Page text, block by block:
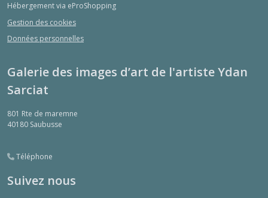
Hébergement via eProShopping
Gestion des cookies
Données personnelles
Galerie des images d’art de l'artiste Ydan
Sarciat
801 Rte de maremne
40180 Saubusse
Téléphone
Suivez nous